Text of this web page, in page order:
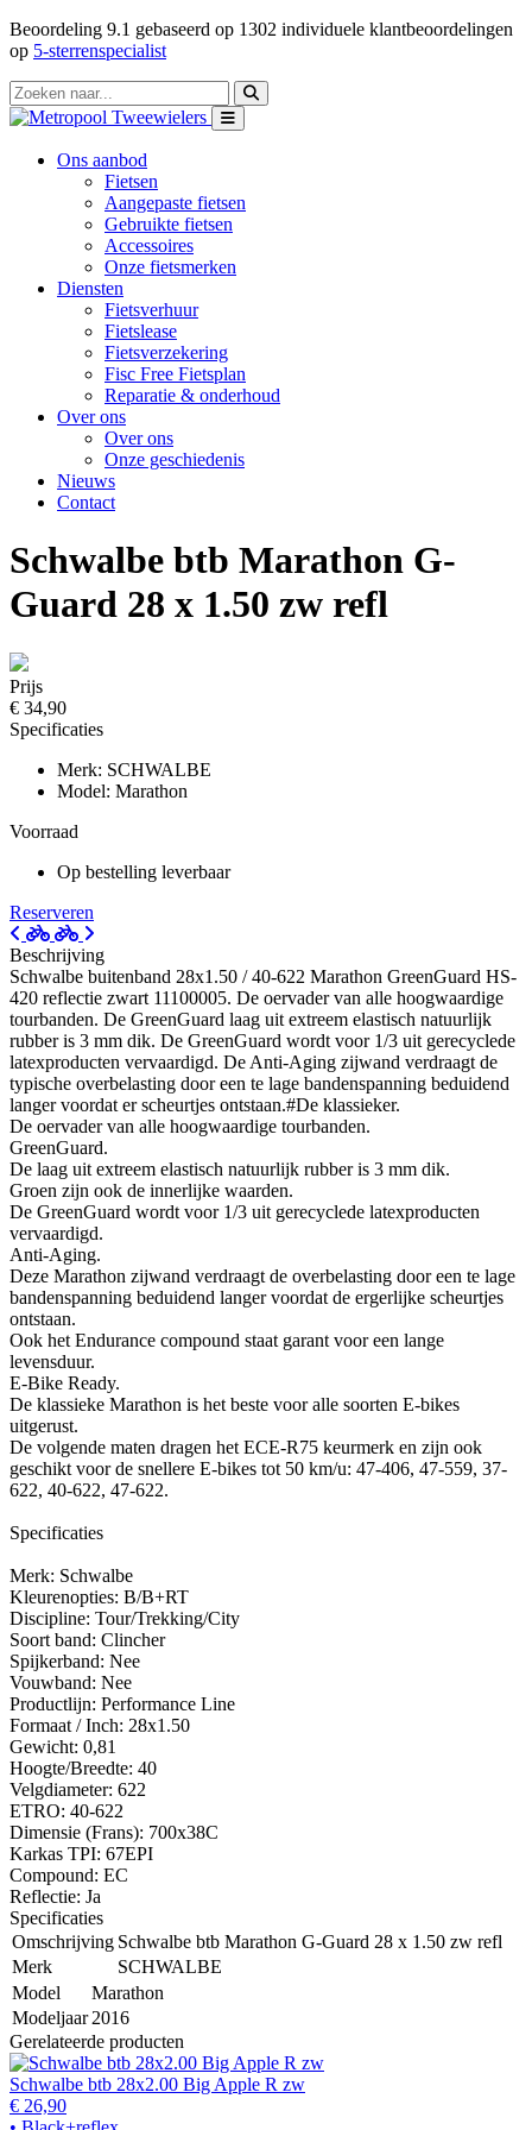
Beoordeling 9.1 gebaseerd op 1302 individuele klantbeoordelingen
op 5-sterrenspecialist
Ons aanbod
Fietsen
Aangepaste fietsen
Gebruikte fietsen
Accessoires
Onze fietsmerken
Diensten
Fietsverhuur
Fietslease
Fietsverzekering
Fisc Free Fietsplan
Reparatie & onderhoud
Over ons
Over ons
Onze geschiedenis
Nieuws
Contact
Schwalbe btb Marathon G-
Guard 28 x 1.50 zw refl
Prijs
€ 34,90
Specificaties
Merk: SCHWALBE
Model: Marathon
Voorraad
Op bestelling leverbaar
Reserveren
Beschrijving
Schwalbe buitenband 28x1.50 / 40-622 Marathon GreenGuard HS-
420 reflectie zwart 11100005. De oervader van alle hoogwaardige
tourbanden. De GreenGuard laag uit extreem elastisch natuurlijk
rubber is 3 mm dik. De GreenGuard wordt voor 1/3 uit gerecyclede
latexproducten vervaardigd. De Anti-Aging zijwand verdraagt de
typische overbelasting door een te lage bandenspanning beduidend
langer voordat er scheurtjes ontstaan.#De klassieker.
De oervader van alle hoogwaardige tourbanden.
GreenGuard.
De laag uit extreem elastisch natuurlijk rubber is 3 mm dik.
Groen zijn ook de innerlijke waarden.
De GreenGuard wordt voor 1/3 uit gerecyclede latexproducten
vervaardigd.
Anti-Aging.
Deze Marathon zijwand verdraagt de overbelasting door een te lage
bandenspanning beduidend langer voordat de ergerlijke scheurtjes
ontstaan.
Ook het Endurance compound staat garant voor een lange
levensduur.
E-Bike Ready.
De klassieke Marathon is het beste voor alle soorten E-bikes
uitgerust.
De volgende maten dragen het ECE-R75 keurmerk en zijn ook
geschikt voor de snellere E-bikes tot 50 km/u: 47-406, 47-559, 37-
622, 40-622, 47-622.
Specificaties
Merk: Schwalbe
Kleurenopties: B/B+RT
Discipline: Tour/Trekking/City
Soort band: Clincher
Spijkerband: Nee
Vouwband: Nee
Productlijn: Performance Line
Formaat / Inch: 28x1.50
Gewicht: 0,81
Hoogte/Breedte: 40
Velgdiameter: 622
ETRO: 40-622
Dimensie (Frans): 700x38C
Karkas TPI: 67EPI
Compound: EC
Reflectie: Ja
Specificaties
Omschrijving Schwalbe btb Marathon G-Guard 28 x 1.50 zw refl
Merk
SCHWALBE
Model
Marathon
Modeljaar 2016
Gerelateerde producten
Schwalbe btb 28x2.00 Big Apple R zw
€ 26,90